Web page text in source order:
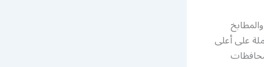
على أعلى